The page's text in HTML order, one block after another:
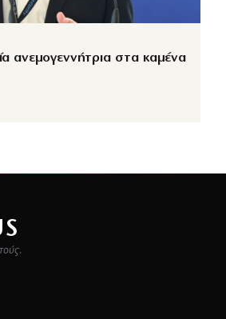
ανεμογεννήτρια στα καμένα